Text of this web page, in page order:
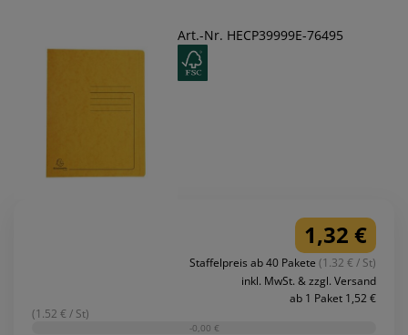
Art.-Nr. HECP39999E-76495
1,32 €
Staffelpreis ab 40 Pakete (1.32 € / St)
inkl. MwSt. & zzgl. Versand
ab 1 Paket 1,52 €
(1.52 € / St)
-0,00 €